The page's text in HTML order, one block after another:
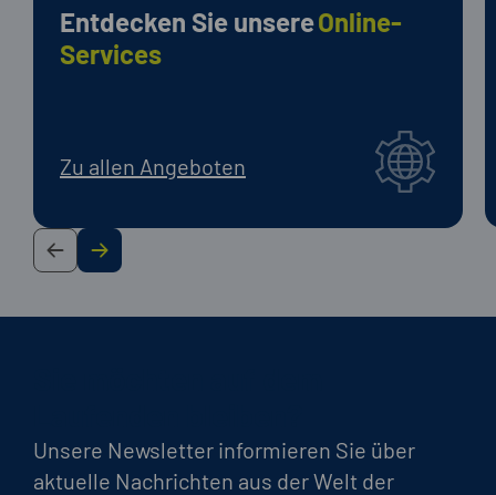
Entdecken Sie unsereOnline-
Services
Zu allen Angeboten
Unsere Newsletter informieren Sie über
aktuelle Nachrichten aus der Welt der